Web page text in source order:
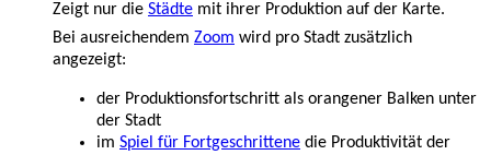
Zeigt nur die Städte mit ihrer Produktion auf der Karte.
Bei ausreichendem Zoom wird pro Stadt zusätzlich
angezeigt:
der Produktionsfortschritt als orangener Balken unter
der Stadt
im Spiel für Fortgeschrittene die Produktivität der